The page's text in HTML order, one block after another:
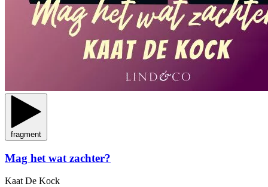
fragment
Mag het wat zachter?
Kaat De Kock